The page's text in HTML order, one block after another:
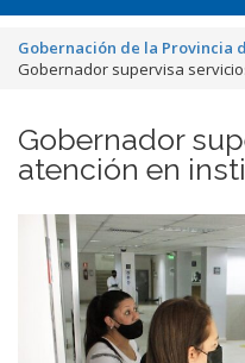
Gobernación de la Provincia
Gobernador supervisa
Gobernador
atención en